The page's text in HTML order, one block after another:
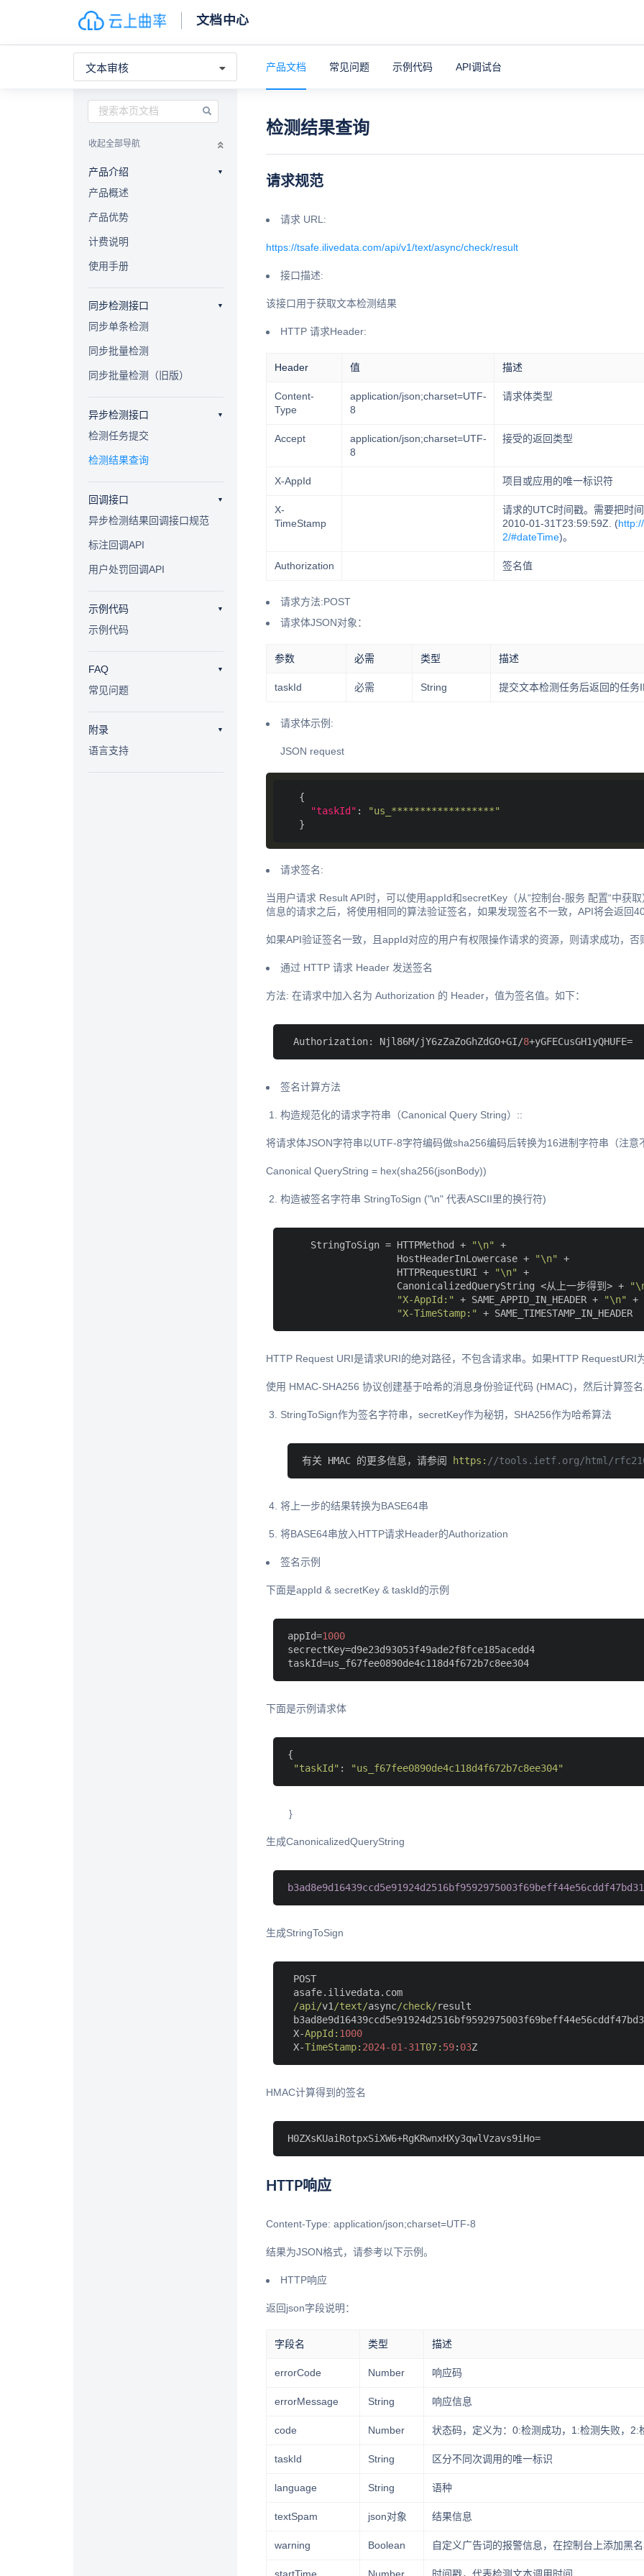
文档中心
文本审核 产品文档 常见问题 示例代码 API调试台
收起全部导航
产品介绍
产品概述
产品优势
计费说明
使用手册
同步检测接口
同步单条检测
同步批量检测
同步批量检测（旧版）
异步检测接口
检测任务提交
检测结果查询
回调接口
异步检测结果回调接口规范
标注回调API
用户处罚回调API
示例代码
示例代码
FAQ
常见问题
附录
语言支持
检测结果查询
请求规范
请求 URL:
https://tsafe.ilivedata.com/api/v1/text/async/check/result
接口描述:
该接口用于获取文本检测结果
HTTP 请求Header:
Header 值 描述
Content-
Type
application/json;charset=UTF-
8
请求体类型
Accept
application/json;charset=UTF-
8
接受的返回类型
X-AppId 项目或应用的唯一标识符
X-
TimeStamp
请求的UTC时间戳。需要把时
2010-01-31T23:59:59Z. (
2/#dateTime)。
Authorization 签名值
请求方法:POST
请求体JSON对象：
参数 必需 类型 描述
taskId 必需 String 提交文本检测任务后返回的任务
请求体示例:
JSON request
"taskId" :
"us_******************"
请求签名:
当用户请求 Result API时，可以使用appId和secretKey（从“控制台-服务 配置“中获
信息的请求之后，将使用相同的算法验证签名，如果发现签名不一致，API将会返回
如果API验证签名一致，且appId对应的用户有权限操作请求的资源，则请求成功，否
通过 HTTP 请求 Header 发送签名
方法: 在请求中加入名为 Authorization 的 Header，值为签名值。如下：
Authorization: Njl86M/jY6zZaZoGhZdGO+GI/8 +yGFECusGH1yQHUFE=
签名计算方法
构造规范化的请求字符串（Canonical Query String）::
将请求体JSON字符串以UTF-8字符编码做sha256编码后转换为16进制字符串（注意
Canonical QueryString = hex(sha256(jsonBody))
构造被签名字符串 StringToSign ("\n" 代表ASCII里的换行符)
    StringToSign = HTTPMethod +
"\n" +
                   HostHeaderInLowercase +
"\n" +
                   HTTPRequestURI +
"\n" +
                   CanonicalizedQueryString
<从上一步得到> +
"X-AppId:" + SAME_APPID_IN_HEADER + "\n" +
"X-TimeStamp:"
+ SAME_TIMESTAMP_IN_HEADER
HTTP Request URI是请求URI的绝对路径，不包含请求串。如果HTTP RequestURI
使用 HMAC-SHA256 协议创建基于哈希的消息身份验证代码 (HMAC)，然后计算签
StringToSign作为签名字符串，secretKey作为秘钥，SHA256作为哈希算法
有关 HMAC 的更多信息，请参阅 https: //tools.ietf.org/html/
将上一步的结果转换为BASE64串
将BASE64串放入HTTP请求Header的Authorization
签名示例
下面是appId & secretKey & taskId的示例
appId=1000
secrectKey
=d9e23d93053f49ade2f8fce185acedd4
taskId
=us_f67fee0890de4c118d4f672b7c8ee304
下面是示例请求体
{
"taskId" : "us_f67fee0890de4c118d4f672b7c8ee304"
}
生成CanonicalizedQueryString
生成StringToSign
POST
asafe.ilivedata.com
/api/v1 /text/async/check/result
X-AppId: 1000
X-TimeStamp: 2024-01 -31T07: 59: 03 Z
HMAC计算得到的签名
H0ZXsKUaiRotpxSiXW6+RgKRwnxHXy3qwlVzavs9iHo=
HTTP响应
Content-Type: application/json;charset=UTF-8
结果为JSON格式，请参考以下示例。
HTTP响应
返回json字段说明：
字段名 类型 描述
errorCode Number 响应码
errorMessage String 响应信息
code Number 状态码，定义为：0:检测成功，1:检测失败，2:
taskId String 区分不同次调用的唯一标识
language String 语种
textSpam json对象 结果信息
warning Boolean 自定义广告词的报警信息，在控制台上添加黑